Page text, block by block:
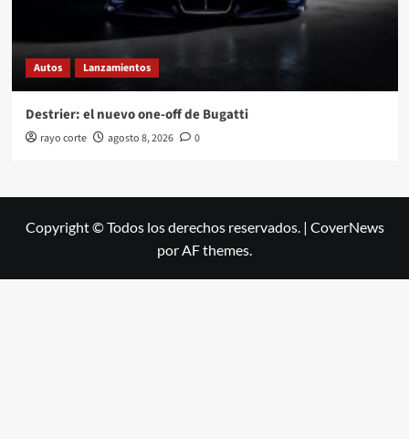
Autos Lanzamientos
Destrier: el nuevo one-off de Bugatti
rayo corte agosto 8, 2026 0
Copyright © Todos los derechos reservados. | CoverNews
por AF themes.